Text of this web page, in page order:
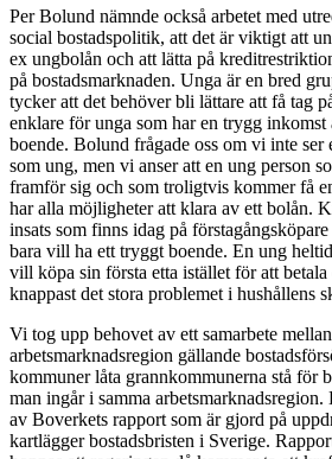
Per Bolund nämnde också arbetet med
social bostadspolitik, att det är viktigt att
ex ungbolån och att lätta på
på bostadsmarknaden. Unga är en bred
tycker att det behöver bli lättare att få tag
enklare för unga som har en trygg inkomst
boende. Bolund frågade oss om vi inte ser
som ung, men vi anser att en ung person
framför sig och som troligtvis kommer få
har alla möjligheter att klara av ett bolån.
insats som finns idag på
bara vill ha ett tryggt boende. En ung
vill köpa sin första etta istället för att
knappast det stora problemet i hushållens
Vi tog upp behovet av ett samarbete
arbetsmarknadsregion gällande
kommuner låta grannkommunerna stå för
man ingår i samma
av Boverkets rapport som är gjord på
kartlägger bostadsbristen i Sverige.